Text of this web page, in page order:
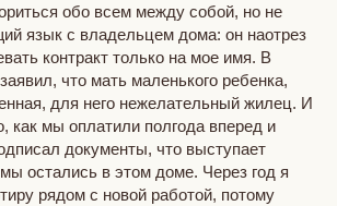
обо всем между собой, но не
язык с владельцем дома: он наотрез
контракт только на мое имя. В
что мать маленького ребенка,
для него нежелательный жилец. И
как мы оплатили полгода вперед и
документы, что выступает
остались в этом доме. Через год я
рядом с новой работой, потому